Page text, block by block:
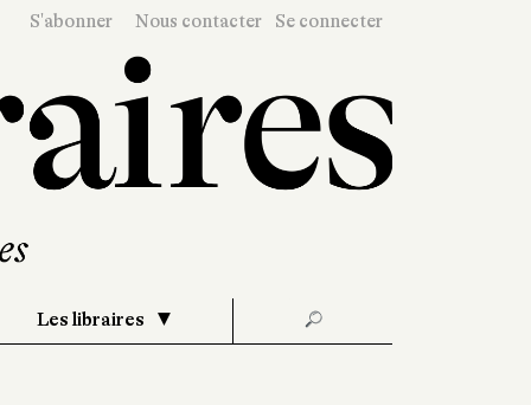
S'abonner Nous contacter Se connecter
Les libraires 🔎